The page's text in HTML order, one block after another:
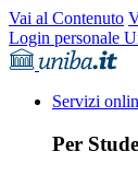
Vai al Contenuto
Login personale
Servizi
Per